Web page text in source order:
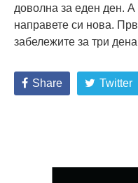
доволна за еден ден. А
направете си нова.
забележите за три
Share Twitter